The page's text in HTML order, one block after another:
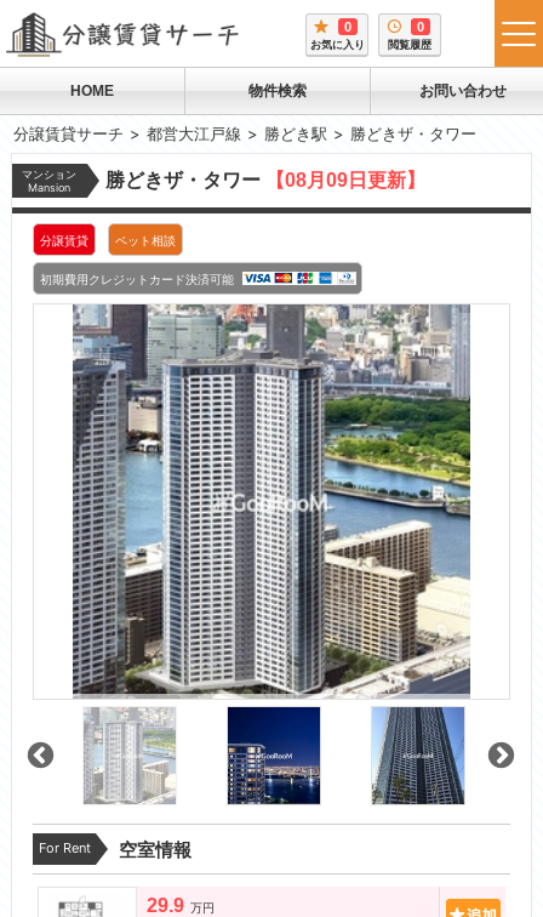
0
お気に入り
0
閲覧履歴
HOME 物件検索 お問い合わせ
分譲賃貸サーチ 都営大江戸線 勝どき駅 勝どきザ・タワー
マンション
Mansion
勝どきザ・タワー 【08月09日更新】
分譲賃貸 ペット相談
初期費用クレジットカード決済可能
For Rent 空室情報
29.9 万円